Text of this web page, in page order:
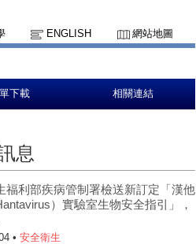
ENGLISH 網站地圖
下載 相關連結
息
福利部疾病管制署檢送新訂定「漢他
）實驗室生物安全指引」，
• 安全衛生